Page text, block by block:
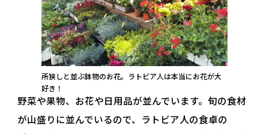
所狭しと並ぶ鉢物のお花。ラトビア人は本当にお花が大
好き！
野菜や果物、お花や日用品が並んでいます。旬の食材
が山盛りに並んでいるので、ラトビア人の食卓の